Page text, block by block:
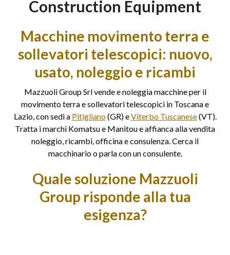
Construction Equipment
Macchine movimento terra e
sollevatori telescopici: nuovo,
usato, noleggio e ricambi
Mazzuoli Group Srl vende e noleggia macchine per il
movimento terra e sollevatori telescopici in Toscana e
Lazio, con sedi a Pitigliano(GR) eViterbo Tuscanese(VT).
Tratta i marchi Komatsu e Manitou e affianca alla vendita
noleggio, ricambi, officina e consulenza. Cerca il
macchinario o parla con un consulente.
Quale soluzione Mazzuoli
Group risponde alla tua
esigenza?